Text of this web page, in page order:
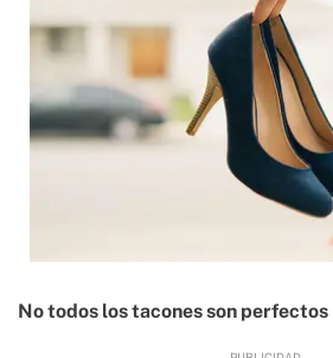
No todos los tacones son